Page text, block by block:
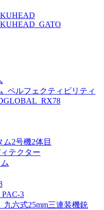
ペルフェクティビリティ
2号機2体目
テクター
3
九六式25mm三連装機銃